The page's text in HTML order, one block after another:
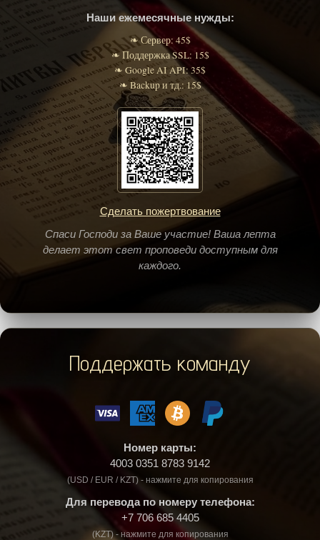
Наши ежемесячные нужды:
❧ Сервер: 45$
❧ Поддержка SSL: 15$
❧ Google AI API: 35$
❧ Backup и тд.: 15$
Сделать пожертвование
Спаси Господи за Ваше участие! Ваша лепта
делает этот свет проповеди доступным для
каждого.
Поддержать команду
Номер карты:
4003 0351 8783 9142
(USD / EUR / KZT) - нажмите для копирования
Для перевода по номеру телефона:
+7 706 685 4405
(KZT) - нажмите для копирования